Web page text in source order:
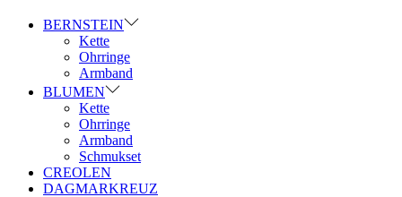
BERNSTEIN
Kette
Ohrringe
Armband
BLUMEN
Kette
Ohrringe
Armband
Schmukset
CREOLEN
DAGMARKREUZ